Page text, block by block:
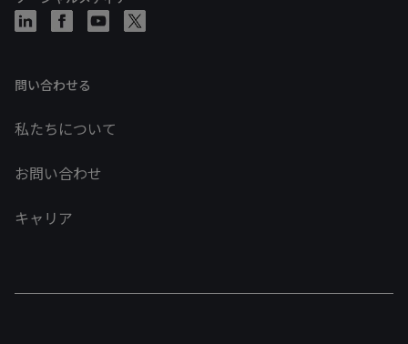
問い合わせる
私たちについて
お問い合わせ
キャリア